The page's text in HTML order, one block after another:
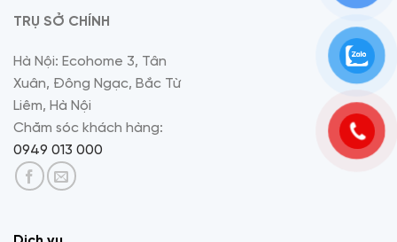
TRỤ SỞ CHÍNH
Hà Nội: Ecohome 3, Tân
Xuân, Đông Ngạc, Bắc Từ
Liêm, Hà Nội
Chăm sóc khách hàng:
0949 013 000